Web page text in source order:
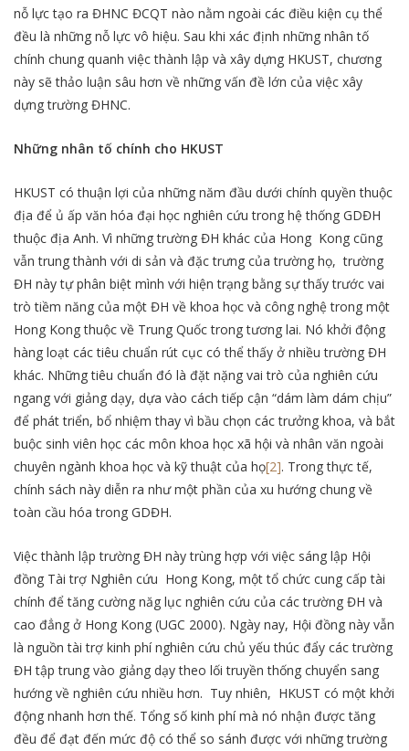
nỗ lực tạo ra ĐHNC ĐCQT nào nằm ngoài các điều kiện cụ thể
đều là những nỗ lực vô hiệu. Sau khi xác định những nhân tố
chính chung quanh việc thành lập và xây dựng HKUST, chương
này sẽ thảo luận sâu hơn về những vấn đề lớn của việc xây
dựng trường ĐHNC.
Những nhân tố chính cho HKUST
HKUST có thuận lợi của những năm đầu dưới chính quyền thuộc
địa để ủ ấp văn hóa đại học nghiên cứu trong hệ thống GDĐH
thuộc địa Anh. Vì những trường ĐH khác của Hong Kong cũng
vẫn trung thành với di sản và đặc trưng của trường họ, trường
ĐH này tự phân biệt mình với hiện trạng bằng sự thấy trước vai
trò tiềm năng của một ĐH về khoa học và công nghệ trong một
Hong Kong thuộc về Trung Quốc trong tương lai. Nó khởi động
hàng loạt các tiêu chuẩn rút cục có thể thấy ở nhiều trường ĐH
khác. Những tiêu chuẩn đó là đặt nặng vai trò của nghiên cứu
ngang với giảng dạy, dựa vào cách tiếp cận “dám làm dám chịu”
để phát triển, bổ nhiệm thay vì bầu chọn các trưởng khoa, và bắt
buộc sinh viên học các môn khoa học xã hội và nhân văn ngoài
chuyên ngành khoa học và kỹ thuật của họ[2]. Trong thực tế,
chính sách này diễn ra như một phần của xu hướng chung về
toàn cầu hóa trong GDĐH.
Việc thành lập trường ĐH này trùng hợp với việc sáng lập Hội
đồng Tài trợ Nghiên cứu Hong Kong, một tổ chức cung cấp tài
chính để tăng cường năg lục nghiên cứu của các trường ĐH và
cao đẳng ở Hong Kong (UGC 2000). Ngày nay, Hội đồng này vẫn
là nguồn tài trợ kinh phí nghiên cứu chủ yếu thúc đẩy các trường
ĐH tập trung vào giảng dạy theo lối truyền thống chuyển sang
hướng về nghiên cứu nhiều hơn. Tuy nhiên, HKUST có một khởi
động nhanh hơn thế. Tổng số kinh phí mà nó nhận được tăng
đều để đạt đến mức độ có thể so sánh được với những trường